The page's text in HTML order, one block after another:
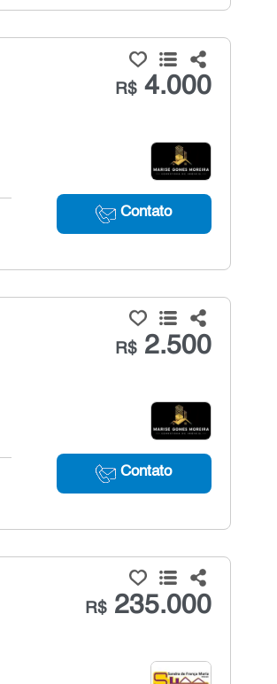
R$4.000
Contato
R$2.500
Contato
R$235.000